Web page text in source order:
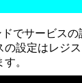
でサービス
設定はレジ
。